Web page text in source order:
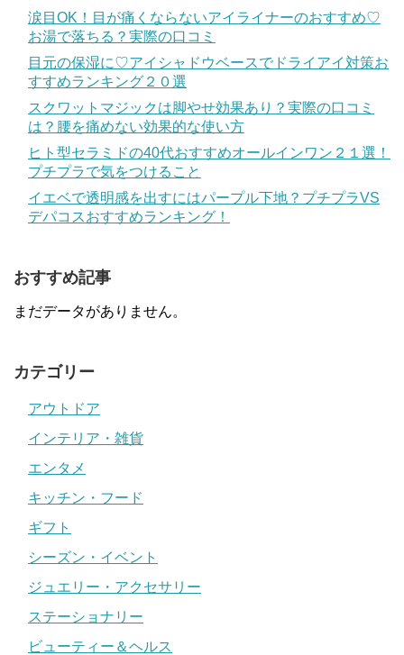
涙目OK！目が痛くならないアイライナーのおすすめ♡
お湯で落ちる？実際の口コミ
目元の保湿に♡アイシャドウベースでドライアイ対策お
すすめランキング２０選
スクワットマジックは脚やせ効果あり？実際の口コミ
は？腰を痛めない効果的な使い方
ヒト型セラミドの40代おすすめオールインワン２１選！
プチプラで気をつけること
イエベで透明感を出すにはパープル下地？プチプラVS
デパコスおすすめランキング！
おすすめ記事
まだデータがありません。
カテゴリー
アウトドア
インテリア・雑貨
エンタメ
キッチン・フード
ギフト
シーズン・イベント
ジュエリー・アクセサリー
ステーショナリー
ビューティー＆ヘルス